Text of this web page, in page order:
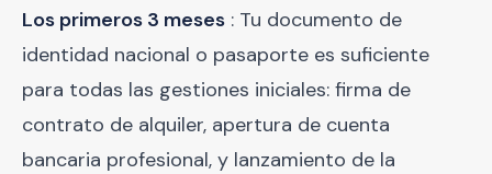
Los primeros 3 meses : Tu documento de
identidad nacional o pasaporte es suficiente
para todas las gestiones iniciales: firma de
contrato de alquiler, apertura de cuenta
bancaria profesional, y lanzamiento de la